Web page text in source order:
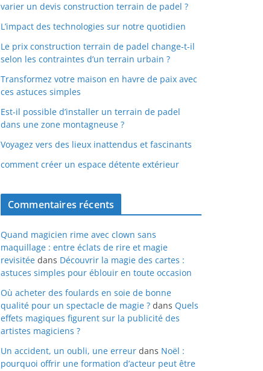
varier un devis construction terrain de padel ?
L’impact des technologies sur notre quotidien
Le prix construction terrain de padel change-t-il
selon les contraintes d’un terrain urbain ?
Transformez votre maison en havre de paix avec
ces astuces simples
Est-il possible d’installer un terrain de padel
dans une zone montagneuse ?
Voyagez vers des lieux inattendus et fascinants
comment créer un espace détente extérieur
Commentaires récents
Quand magicien rime avec clown sans
maquillage : entre éclats de rire et magie
revisitée dans Découvrir la magie des cartes :
astuces simples pour éblouir en toute occasion
Où acheter des foulards en soie de bonne
qualité pour un spectacle de magie ? dans Quels
effets magiques figurent sur la publicité des
artistes magiciens ?
Un accident, un oubli, une erreur dans Noël :
pourquoi offrir une formation d’acteur peut être